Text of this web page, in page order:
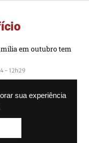
sua experiência
em outubro tem
- 12h29
Saiba quem vai
- 12h49